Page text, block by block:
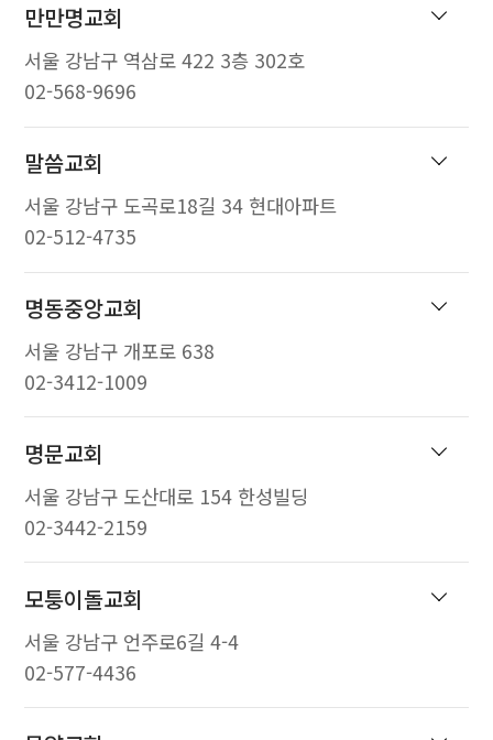
만만명교회
서울 강남구 역삼로 422 3층 302호
02-568-9696
말씀교회
서울 강남구 도곡로18길 34 현대아파트
02-512-4735
명동중앙교회
서울 강남구 개포로 638
02-3412-1009
명문교회
서울 강남구 도산대로 154 한성빌딩
02-3442-2159
모퉁이돌교회
서울 강남구 언주로6길 4-4
02-577-4436